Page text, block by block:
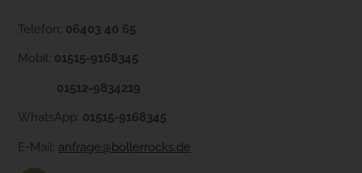
Telefon: 06403 40 65
Mobil: 01515-9168345
01512-9834219
WhatsApp: 01515-9168345
E-Mail: anfrage@bollerrocks.de